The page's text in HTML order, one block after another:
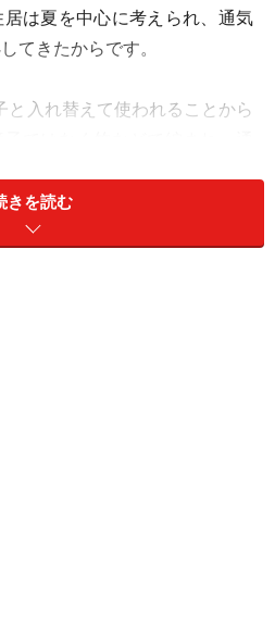
は夏を中心に考えられ、通気
てきたからです。
入れ替えて使われることから
設備が普及すると従来の構造
きを読む